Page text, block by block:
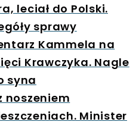
leciał do Polski.
sprawy
Kammela na
Krawczyka. Nagle
syna
noszeniem
Minister